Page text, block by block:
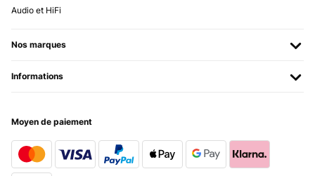
specifications list 48W. I cannot order, because I’m unsure, though
Amazon user
Audio et HiFi
Nos marques
Informations
Moyen de paiement